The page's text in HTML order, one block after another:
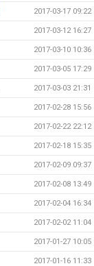
2017-03-17 09:22
2017-03-12 16:27
2017-03-10 10:36
2017-03-05 17:29
2017-03-03 21:31
2017-02-28 15:56
2017-02-22 22:12
2017-02-18 15:35
2017-02-09 09:37
2017-02-08 13:49
2017-02-04 16:34
2017-02-02 11:04
2017-01-27 10:05
2017-01-16 11:33